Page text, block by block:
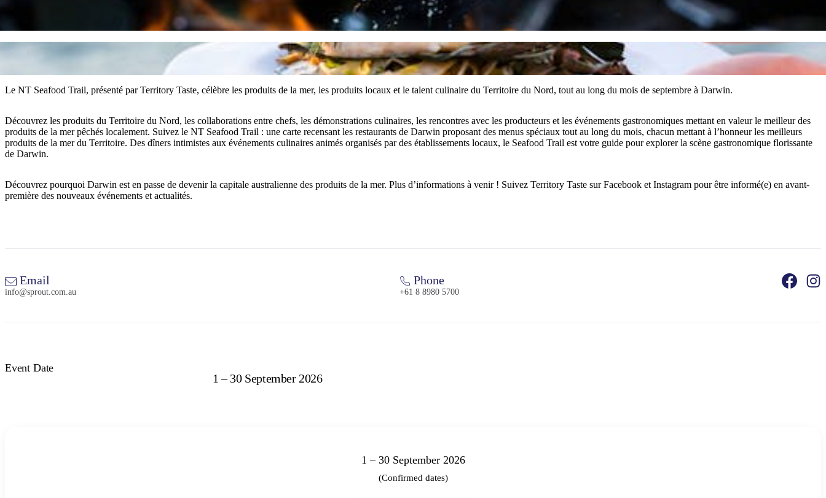
Le NT Seafood Trail, présenté par Territory Taste, célèbre les produits de la mer, les produits locaux et le talent culinaire du Territoire du Nord, tout au long du mois de septembre à Darwin.
Découvrez les produits du Territoire du Nord, les collaborations entre chefs, les démonstrations culinaires, les rencontres avec les producteurs et les événements gastronomiques mettant en valeur le meilleur des
produits de la mer pêchés localement. Suivez le NT Seafood Trail : une carte recensant les restaurants de Darwin proposant des menus spéciaux tout au long du mois, chacun mettant à l’honneur les meilleurs
produits de la mer du Territoire. Des dîners intimistes aux événements culinaires animés organisés par des établissements locaux, le Seafood Trail est votre guide pour explorer la scène gastronomique florissante
de Darwin.
Découvrez pourquoi Darwin est en passe de devenir la capitale australienne des produits de la mer. Plus d’informations à venir ! Suivez Territory Taste sur Facebook et Instagram pour être informé(e) en avant-
première des nouveaux événements et actualités.
Email
info@sprout.com.au
Phone
+61 8 8980 5700
Event Date
1 – 30 September 2026
1 – 30 September 2026
(Confirmed dates)